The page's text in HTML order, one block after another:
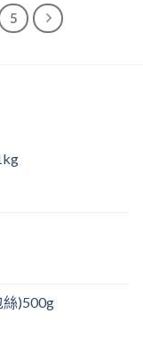
5
絲)500g